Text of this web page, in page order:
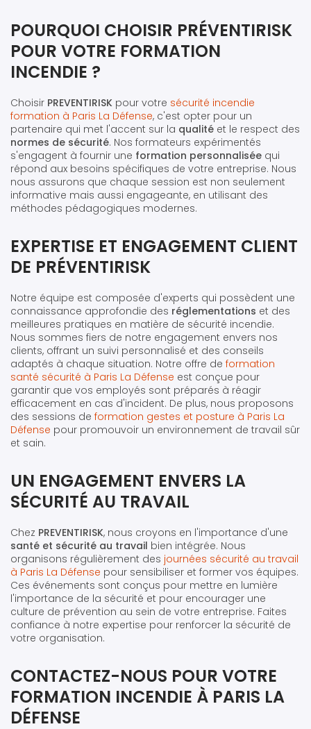
POURQUOI CHOISIR PRÉVENTIRISK
POUR VOTRE FORMATION
INCENDIE ?
Choisir PREVENTIRISK pour votre sécurité incendie
formation à Paris La Défense, c'est opter pour un
partenaire qui met l'accent sur la qualité et le respect des
normes de sécurité. Nos formateurs expérimentés
s'engagent à fournir une formation personnalisée qui
répond aux besoins spécifiques de votre entreprise. Nous
nous assurons que chaque session est non seulement
informative mais aussi engageante, en utilisant des
méthodes pédagogiques modernes.
EXPERTISE ET ENGAGEMENT CLIENT
DE PRÉVENTIRISK
Notre équipe est composée d'experts qui possèdent une
connaissance approfondie des réglementations et des
meilleures pratiques en matière de sécurité incendie.
Nous sommes fiers de notre engagement envers nos
clients, offrant un suivi personnalisé et des conseils
adaptés à chaque situation. Notre offre de formation
santé sécurité à Paris La Défense est conçue pour
garantir que vos employés sont préparés à réagir
efficacement en cas d'incident. De plus, nous proposons
des sessions de formation gestes et posture à Paris La
Défense pour promouvoir un environnement de travail sûr
et sain.
UN ENGAGEMENT ENVERS LA
SÉCURITÉ AU TRAVAIL
Chez PREVENTIRISK, nous croyons en l'importance d'une
santé et sécurité au travail bien intégrée. Nous
organisons régulièrement des journées sécurité au travail
à Paris La Défense pour sensibiliser et former vos équipes.
Ces événements sont conçus pour mettre en lumière
l'importance de la sécurité et pour encourager une
culture de prévention au sein de votre entreprise. Faites
confiance à notre expertise pour renforcer la sécurité de
votre organisation.
CONTACTEZ-NOUS POUR VOTRE
FORMATION INCENDIE À PARIS LA
DÉFENSE